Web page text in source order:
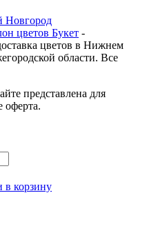
цветов Букет -
цветов в Нижнем
области. Все
представлена для
оферта.
в корзину